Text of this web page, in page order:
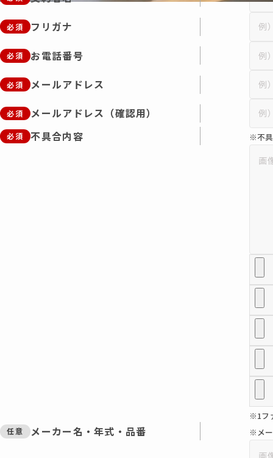
必須 フリガナ
必須 お電話番号
必須 メールアドレス
必須 メールアドレス（確認用）
必須 不具合内容 ※不具
※1フ
任意 メーカー名・年式・品番 ※メー